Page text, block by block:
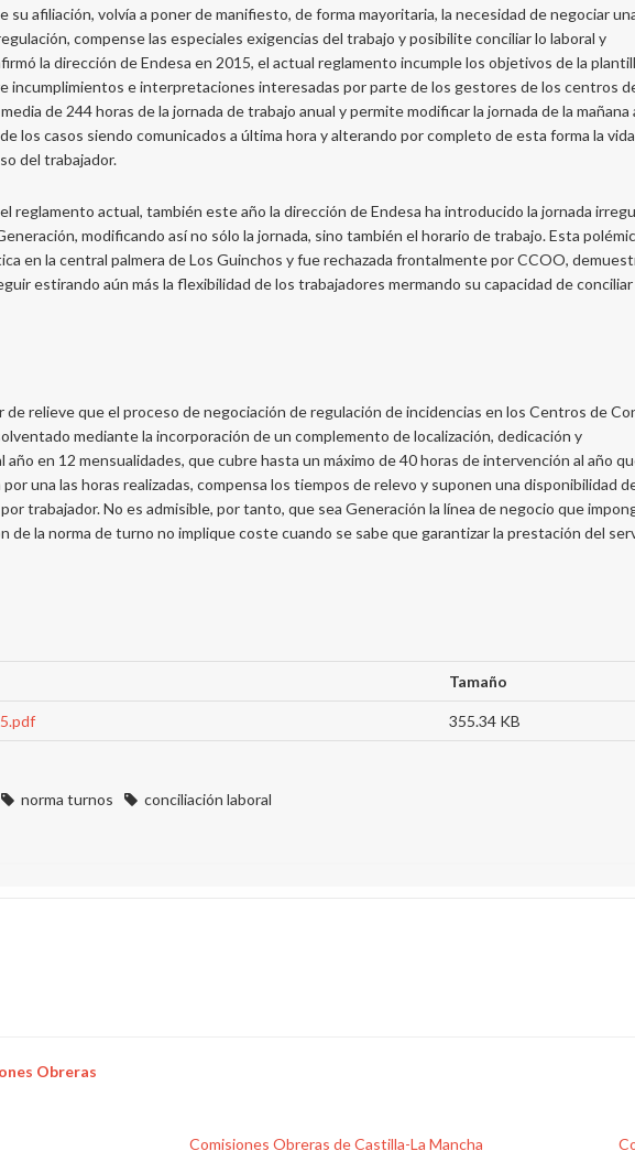
su afiliación, volvía a poner de manifiesto, de forma mayoritaria, la necesidad de negociar
compense las especiales exigencias del trabajo y posibilite conciliar lo laboral y
la dirección de Endesa en 2015, el actual reglamento incumple los objetivos de la
incumplimientos e interpretaciones interesadas por parte de los gestores de los centros
de 244 horas de la jornada de trabajo anual y permite modificar la jornada de la mañana
los casos siendo comunicados a última hora y alterando por completo de esta forma la vida
del trabajador.
reglamento actual, también este año la dirección de Endesa ha introducido la jornada
modificando así no sólo la jornada, sino también el horario de trabajo. Esta
en la central palmera de Los Guinchos y fue rechazada frontalmente por CCOO,
estirando aún más la flexibilidad de los trabajadores mermando su capacidad de conciliar
relieve que el proceso de negociación de regulación de incidencias en los Centros de
mediante la incorporación de un complemento de localización, dedicación y
año en 12 mensualidades, que cubre hasta un máximo de 40 horas de intervención al año
una las horas realizadas, compensa los tiempos de relevo y suponen una disponibilidad
trabajador. No es admisible, por tanto, que sea Generación la línea de negocio que
de la norma de turno no implique coste cuando se sabe que garantizar la prestación del
Tamaño
355.34 KB
norma turnos conciliación laboral
Obreras
Comisiones Obreras de Castilla-La Mancha